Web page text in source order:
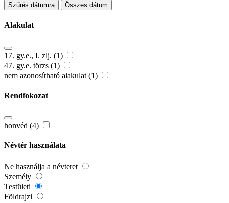
Szűrés dátumra Összes dátum
Alakulat
17. gy.e., I. zlj. (1)
47. gy.e. törzs (1)
nem azonosítható alakulat (1)
Rendfokozat
honvéd (4)
Névtér használata
Ne használja a névteret
Személy
Testületi
Földrajzi